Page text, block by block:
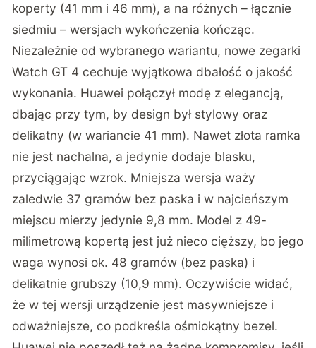
koperty (41 mm i 46 mm), a na różnych – łącznie
siedmiu – wersjach wykończenia kończąc.
Niezależnie od wybranego wariantu, nowe zegarki
Watch GT 4 cechuje wyjątkowa dbałość o jakość
wykonania. Huawei połączył modę z elegancją,
dbając przy tym, by design był stylowy oraz
delikatny (w wariancie 41 mm). Nawet złota ramka
nie jest nachalna, a jedynie dodaje blasku,
przyciągając wzrok. Mniejsza wersja waży
zaledwie 37 gramów bez paska i w najcieńszym
miejscu mierzy jedynie 9,8 mm. Model z 49-
milimetrową kopertą jest już nieco cięższy, bo jego
waga wynosi ok. 48 gramów (bez paska) i
delikatnie grubszy (10,9 mm). Oczywiście widać,
że w tej wersji urządzenie jest masywniejsze i
odważniejsze, co podkreśla ośmiokątny bezel.